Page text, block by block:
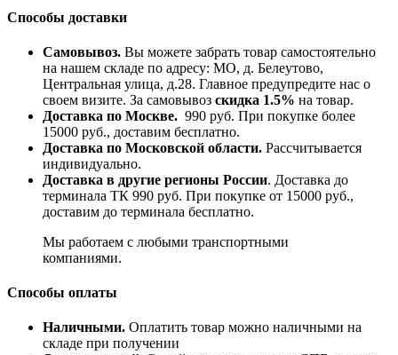
Способы доставки
Самовывоз. Вы можете забрать товар самостоятельно
на нашем складе по адресу: МО, д. Белеутово,
Центральная улица, д.28. Главное предупредите нас о
своем визите. За самовывоз скидка 1.5% на товар.
Доставка по Москве. 990 руб. При покупке более
15000 руб., доставим бесплатно.
Доставка по Московской области. Рассчитывается
индивидуально.
Доставка в другие регионы России. Доставка до
терминала ТК 990 руб. При покупке от 15000 руб.,
доставим до терминала бесплатно.
Мы работаем с любыми транспортными
компаниями.
Способы оплаты
Наличными. Оплатить товар можно наличными на
складе при получении